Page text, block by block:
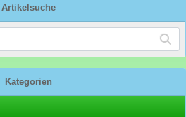
Artikelsuche
Kategorien